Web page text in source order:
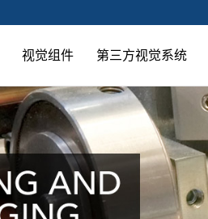
视觉组件 第三方视觉系统